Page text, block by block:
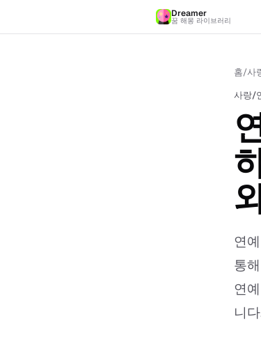
Dreamer
꿈 해몽 라이브러리
홈/사
사랑/
연
통
연
니